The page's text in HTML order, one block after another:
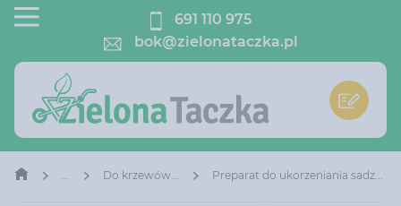
691 110 975
bok@zielonataczka.pl
Do krzewów owocowych Preparat do ukorzeniania sadzonek zielnych Bros 70 g